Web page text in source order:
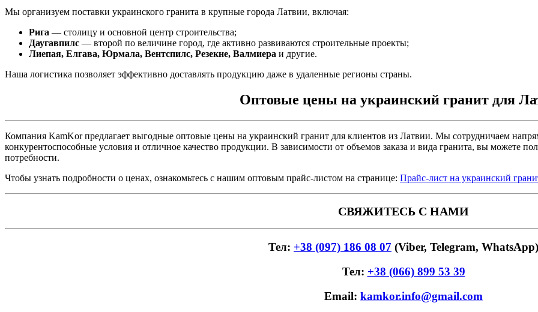
Мы организуем поставки украинского гранита в крупные города Латвии, включая:
Рига — столицу и основной центр строительства;
Даугавпилс — второй по величине город, где активно развиваются строительные проекты;
Лиепая, Елгава, Юрмала, Вентспилс, Резекне, Валмиера и другие.
Наша логистика позволяет эффективно доставлять продукцию даже в удаленные регионы страны.
Оптовые цены на украинский гранит для
Компания KamKor предлагает выгодные оптовые цены на украинский гранит для клиентов из Латвии. Мы сотрудничаем
конкурентоспособные условия и отличное качество продукции. В зависимости от объемов заказа и вида гранита, вы можете
потребности.
Чтобы узнать подробности о ценах, ознакомьтесь с нашим оптовым прайс-листом на странице: Прайс-лист на украинский
СВЯЖИТЕСЬ С НАМИ
Тел: +38 (097) 186 08 07 (Viber, Telegram, WhatsApp)
Тел: +38 (066) 899 53 39
Email: kamkor.info@gmail.com